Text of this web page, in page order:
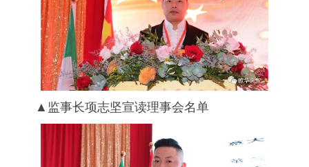
▲监事长项志坚宣读理事会名单